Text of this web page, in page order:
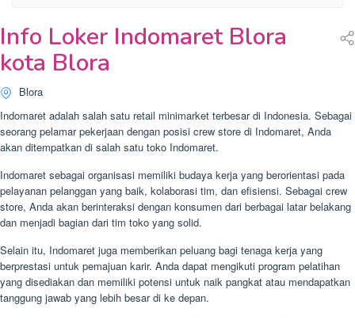
Info Loker Indomaret Blora
kota Blora
Blora
Indomaret adalah salah satu retail minimarket terbesar di Indonesia. Sebagai
seorang pelamar pekerjaan dengan posisi crew store di Indomaret, Anda
akan ditempatkan di salah satu toko Indomaret.
Indomaret sebagai organisasi memiliki budaya kerja yang berorientasi pada
pelayanan pelanggan yang baik, kolaborasi tim, dan efisiensi. Sebagai crew
store, Anda akan berinteraksi dengan konsumen dari berbagai latar belakang
dan menjadi bagian dari tim toko yang solid.
Selain itu, Indomaret juga memberikan peluang bagi tenaga kerja yang
berprestasi untuk pemajuan karir. Anda dapat mengikuti program pelatihan
yang disediakan dan memiliki potensi untuk naik pangkat atau mendapatkan
tanggung jawab yang lebih besar di ke depan.